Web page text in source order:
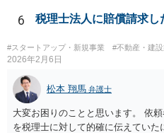
6 税理士法人に賠償請求し
#スタートアップ・新規事業 #不動産・建
2026年2月6日
松本 翔馬 弁護士
大変お困りのことと思います。 依
を税理士に対して的確に伝えてい